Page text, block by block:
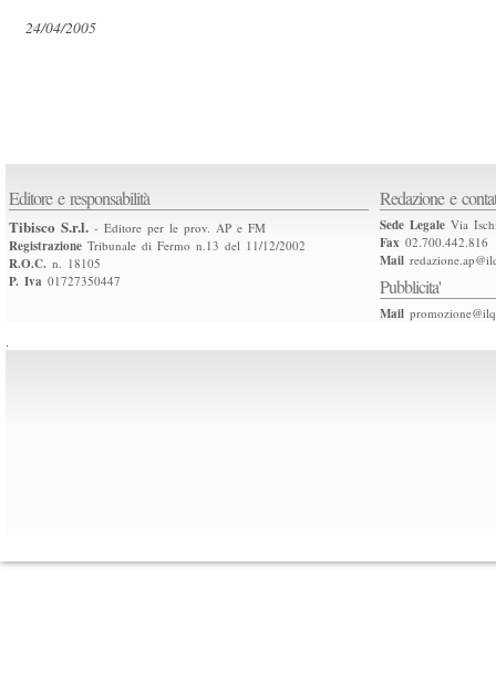
24/04/2005
Editore e responsabilità
Tibisco S.r.l. - Editore per le prov. AP e FM
Registrazione Tribunale di Fermo n.13 del 11/12/2002
R.O.C. n. 18105
P. Iva 01727350447
Redazione e
Sede Legale Via
Fax 02.700.442.816
Mail
Pubblicita'
Mail
.